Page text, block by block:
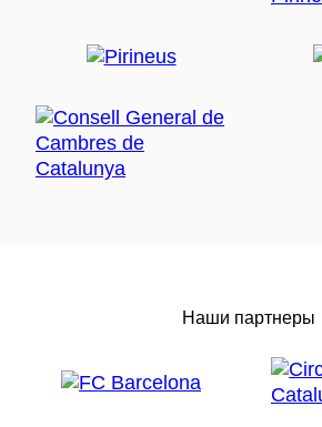
Наши партнеры